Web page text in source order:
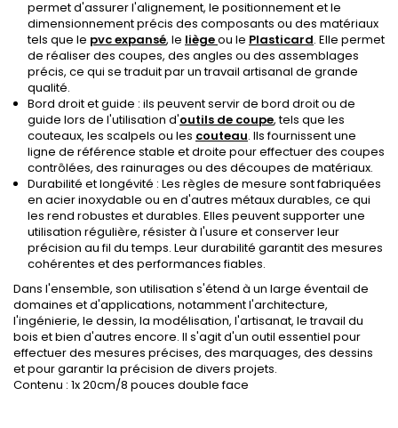
permet d'assurer l'alignement, le positionnement et le
dimensionnement précis des composants ou des matériaux
tels que le pvc expansé, le liègeou le Plasticard. Elle permet
de réaliser des coupes, des angles ou des assemblages
précis, ce qui se traduit par un travail artisanal de grande
qualité.
Bord droit et guide : ils peuvent servir de bord droit ou de
guide lors de l'utilisation d'outils de coupe, tels que les
couteaux, les scalpels ou les couteau. Ils fournissent une
ligne de référence stable et droite pour effectuer des coupes
contrôlées, des rainurages ou des découpes de matériaux.
Durabilité et longévité : Les règles de mesure sont fabriquées
en acier inoxydable ou en d'autres métaux durables, ce qui
les rend robustes et durables. Elles peuvent supporter une
utilisation régulière, résister à l'usure et conserver leur
précision au fil du temps. Leur durabilité garantit des mesures
cohérentes et des performances fiables.
Dans l'ensemble, son utilisation s'étend à un large éventail de
domaines et d'applications, notamment l'architecture,
l'ingénierie, le dessin, la modélisation, l'artisanat, le travail du
bois et bien d'autres encore. Il s'agit d'un outil essentiel pour
effectuer des mesures précises, des marquages, des dessins
et pour garantir la précision de divers projets.
Contenu : 1x 20cm/8 pouces double face